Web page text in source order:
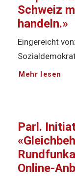
Schweiz
handeln.»
Eingereicht
Mehr lesen
Parl.
Online-